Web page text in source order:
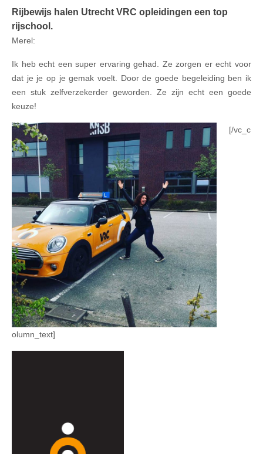
​Rijbewijs halen Utrecht VRC opleidingen een top
rijschool.
Merel:
Ik ​hebecht een super ervaring gehad. Ze zorgen er echt voor
dat je je op je gemak voelt. Door de goede begeleiding ben ik
een stuk zelfverzekerder geworden. Ze zijn echt een goede
keuze!
[/vc_c
olumn_text]